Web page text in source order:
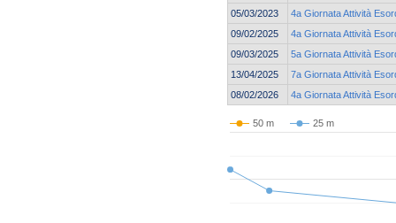
05/03/2023
4a Giornata Attività
09/02/2025
4a Giornata Attività
09/03/2025
5a Giornata Attività
13/04/2025
7a Giornata Attività
08/02/2026
4a Giornata Attività
50 m 25 m